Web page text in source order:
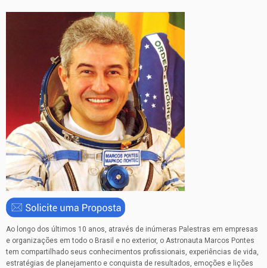
Ao longo dos últimos 10 anos, através de inúmeras Palestras em empresas
e organizações em todo o Brasil e no exterior, o Astronauta Marcos Pontes
tem compartilhado seus conhecimentos profissionais, experiências de vida,
estratégias de planejamento e conquista de resultados, emoções e lições